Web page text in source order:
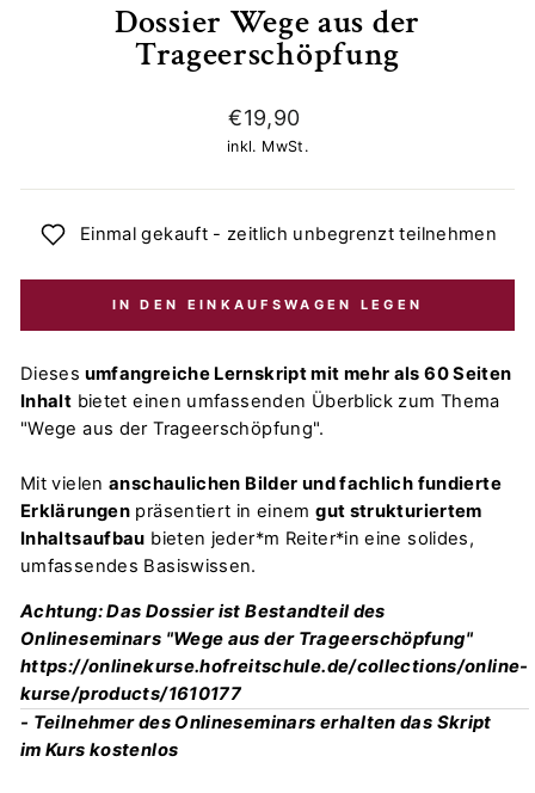
Dossier Wege aus der
Trageerschöpfung
Normaler
Preis
€19,90
inkl. MwSt.
Einmal gekauft - zeitlich unbegrenzt teilnehmen
IN DEN EINKAUFSWAGEN LEGEN
Dieses umfangreiche Lernskript mit mehr als 60 Seiten
Inhalt bietet einen umfassenden Überblick zum Thema
"Wege aus der Trageerschöpfung".
Mit vielenanschaulichen Bilder und fachlich fundierte
Erklärungen präsentiert in einemgut strukturiertem
Inhaltsaufbau bieten jeder*m Reiter*in eine solides,
umfassendes Basiswissen.
Achtung: Das Dossier ist Bestandteil des
Onlineseminars "Wege aus der Trageerschöpfung"
https://onlinekurse.hofreitschule.de/collections/online-
kurse/products/1610177
- Teilnehmer des Onlineseminars erhalten das Skript
im Kurs kostenlos